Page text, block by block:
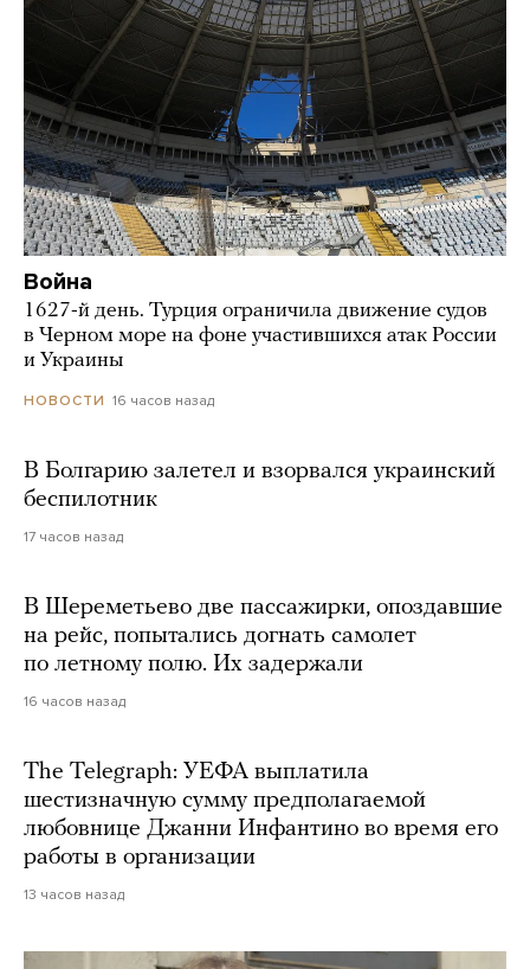
Война
1627-й день. Турция ограничила движение судов
в Черном море на фоне участившихся атак России
и Украины
НОВОСТИ 16 часов назад
В Болгарию залетел и взорвался украинский
беспилотник
17 часов назад
В Шереметьево две пассажирки, опоздавшие
на рейс, попытались догнать самолет
по летному полю. Их задержали
16 часов назад
The Telegraph: УЕФА выплатила
шестизначную сумму предполагаемой
любовнице Джанни Инфантино во время его
работы в организации
13 часов назад